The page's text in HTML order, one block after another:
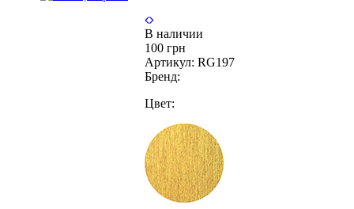
В наличии
100 грн
Артикул: RG197
Бренд:
Цвет: